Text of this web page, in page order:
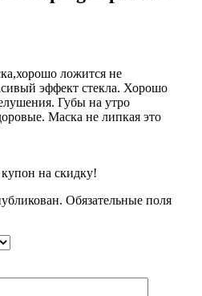
ложится не
эффект стекла. Хорошо
Губы на утро
Маска не липкая это
на скидку!
Обязательные поля